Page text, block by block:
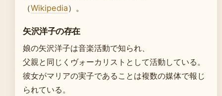
（Wikipedia）。
矢沢洋子の存在
娘の矢沢洋子は音楽活動で知られ、
父親と同じくヴォーカリストとして活動している。
彼女がマリアの実子であることは複数の媒体で報じ
られている。